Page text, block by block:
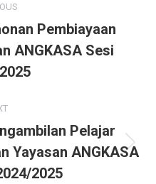
Pembiayaan
ANGKASA Sesi
Pelajar
Yayasan ANGKASA
2025